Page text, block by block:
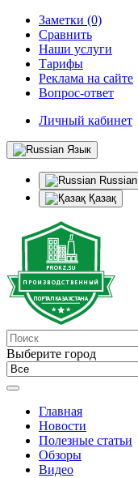
Заметки (0)
Сравнить
Наши услуги
Тарифы
Реклама на сайте
Вопрос-ответ
Личный кабинет
Язык
Russian
Қазақ
Выберите город
Главная
Новости
Полезные статьи
Обзоры
Видео